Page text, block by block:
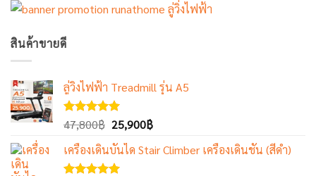
สินค้าขายดี
ลู่วิ่งไฟฟ้า Treadmill รุ่น A5
ให้คะแนน
5.00
ตั้งแต่
1-5
คะแนน
47,800฿ Original
was:
47,800฿.
25,900฿Current
is:
เครื่องเดินบันได Stair Climber เครื่องเดินชัน (สีดำ)